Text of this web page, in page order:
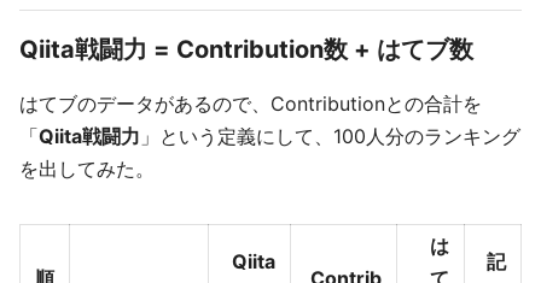
Qiita戦闘力 = Contribution数 + はてブ数
はてブのデータがあるので、Contributionとの合計を
「Qiita戦闘力 」という定義にして、100人分のランキング
を出してみた。
順
Qiita
Contrib
は
て
記